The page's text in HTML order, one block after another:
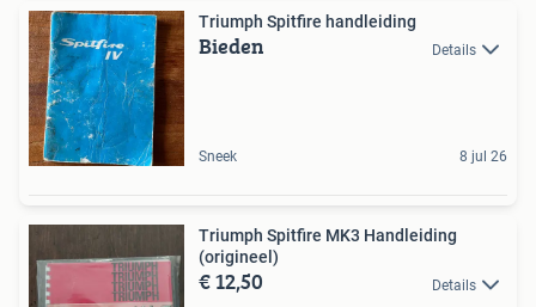
Triumph Spitfire handleiding
Bieden Details
Sneek 8 jul 26
Triumph Spitfire MK3 Handleiding
(origineel)
€ 12,50 Details